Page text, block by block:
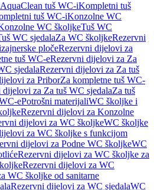
tuš WC-iKompletni tuš
tuš WC-iKonzolne WC
WC školjkeTuš WC
WC sjedalaZa WC školjkeRezervni
pločeRezervni dijelovi za
tuš WC-eRezervni dijelovi za Za
sjedalaRezervni dijelovi za Za tuš
za PriborZa kompletne tuš WC-
dijelovi za Za tuš WC sjedalaZa tuš
ePotrošni materijaliWC školjke i
Rezervni dijelovi za Konzolne
dijelovi za WC školjkeWC školjke
za WC školjke s funkcijom
dijelovi za Podne WC školjkeWC
Rezervni dijelovi za WC školjke za
Rezervni dijelovi za WC
WC školjke od sanitarne
Rezervni dijelovi za WC sjedalaWC